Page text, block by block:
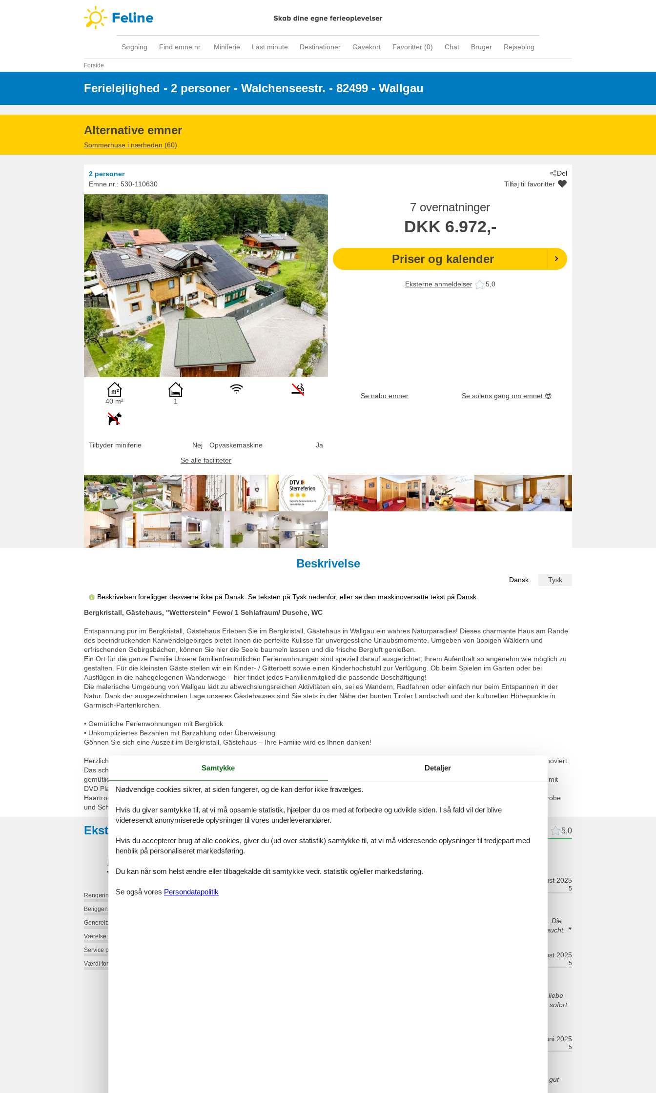
Søgning Find emne nr. Miniferie Last minute Destinationer Gavekort Favoritter (0) Chat Bruger Rejseblog
Forside
Ferielejlighed - 2 personer - Walchenseestr. - 82499 - Wallgau
Alternative emner
Sommerhuse i nærheden (60)
Del
2 personer
Emne nr.: 530-110630 Tilføj til favoritter
7 overnatninger
DKK 6.972,-
Priser og kalender
Eksterne anmeldelser 5,0
40 m² 1
Tilbyder miniferie Nej Opvaskemaskine
Ja
Se alle faciliteter
Se nabo emner Se solens gang om emnet 😎
Beskrivelse
Dansk Tysk
Beskrivelsen foreligger desværre ikke på Dansk. Se teksten på Tysk nedenfor, eller se den maskinoversatte tekst på Dansk
Bergkristall, Gästehaus, "Wetterstein" Fewo/ 1 Schlafraum/ Dusche, WC
Entspannung pur im Bergkristall, Gästehaus Erleben Sie im Bergkristall, Gästehaus in Wallgau ein wahres Naturparadies! Dieses charmante Haus am Rande
des beeindruckenden Karwendelgebirges bietet Ihnen die perfekte Kulisse für unvergessliche Urlaubsmomente. Umgeben von üppigen Wäldern und
erfrischenden Gebirgsbächen, können Sie hier die Seele baumeln lassen und die frische Bergluft genießen.
Ein Ort für die ganze Familie Unsere familienfreundlichen Ferienwohnungen sind speziell darauf ausgerichtet, Ihrem Aufenthalt so angenehm wie möglich zu
gestalten. Für die kleinsten Gäste stellen wir ein Kinder- / Gitterbett sowie einen Kinderhochstuhl zur Verfügung. Ob beim Spielen im Garten oder bei
Ausflügen in die nahegelegenen Wanderwege – hier findet jedes Familienmitglied die passende Beschäftigung!
Die malerische Umgebung von Wallgau lädt zu abwechslungsreichen Aktivitäten ein, sei es Wandern, Radfahren oder einfach nur beim Entspannen in der
Natur. Dank der ausgezeichneten Lage unseres Gästehauses sind Sie stets in der Nähe der bunten Tiroler Landschaft und der kulturellen Höhepunkte in
Garmisch-Partenkirchen.
• Gemütliche Ferienwohnungen mit Bergblick
• Unkompliziertes Bezahlen mit Barzahlung oder Überweisung
Gönnen Sie sich eine Auszeit im Bergkristall, Gästehaus – Ihre Familie wird es Ihnen danken!
Herzlich Willkommen in unserer Nichtraucher-Ferienwohnung Wetterstein*** Unsere gemütliche, 40 qm-Wohnung im 1. OG wurde erst für Sie extra renoviert.
Das schöne Bergpanorama können Sie vom sonnigem Westbalkon mit Balkonmöbel genießen. Sie bietet Platz für 2 Personen und besteht aus einer
gemütlichen, vollausgestatteten Wohnküche inkl. Geschirrspüler und Mikrowelle mit Backofen, einer Eckbankgruppe, gemütlichen Couch, Sat-LCD-TV mit
DVD Player und Stereoanlage. Separates, gemütliches Schlafzimmer mit Doppelbett, großem Schrank mit Safe und Spiegel. Bad mit Dusche/WC,
Haartrockner, Handtücher, Toilettenpapier, Deo/Duschbad für Mann und Frau, Shampoo und Sonnenmilch, Wattepads/Ohrenstäbchen. Flur mit Garderobe
und Schuhablage. Incl. WLAN, Handtücher, Bettwäsche, Endreinigung uvm. Excl. Kurtaxe. Bushaltestelle ist 1 Minute vom Haus entfernt.
Eksterne anmeldelser 5,0
5,0
Rengøring:
Beliggenhed:
Generelt:
Værelse:
Service på stedet:
Værdi for pengene:
august 2025
5
Sandra und Erwin sind sehr herzliche Gastgeber. Wir haben uns sehr willkommen gefühlt. Die
Wohnung ist mit allem ausgestattet, was man für einen angenehmen Urlaubsaufenthalt braucht.
august 2025
5
Wirklich, das Appartment liegt in eine super Lage und alles drinnen ist sehr sauber. Ganz liebe
und hilftbereite Familie. Werde bestimmt noch mal wieder kommen. Vom Haus kann mann sofort
juni 2025
5
Sehr nette Gastgeber, Wohnung ist sehr gut ausgestattet. Betten sind bequem, lässt sich gut
Samtykke Detaljer
Nødvendige cookies sikrer, at siden fungerer, og de kan derfor ikke fravælges.
Hvis du giver samtykke til, at vi må opsamle statistik, hjælper du os med at forbedre og udvikle siden. I så fald vil der blive
videresendt anonymiserede oplysninger til vores underleverandører.
Hvis du accepterer brug af alle cookies, giver du (ud over statistik) samtykke til, at vi må videresende oplysninger til tredjepart med
henblik på personaliseret markedsføring.
Du kan når som helst ændre eller tilbagekalde dit samtykke vedr. statistik og/eller markedsføring.
Se også vores Persondatapolitik